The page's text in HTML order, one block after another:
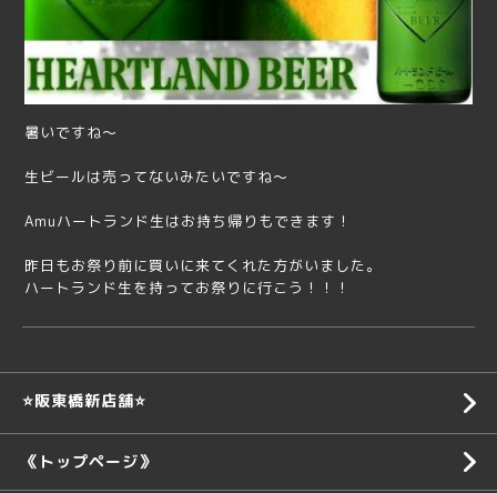
暑いですね～
生ビールは売ってないみたいですね～
Amuハートランド生はお持ち帰りもできます！
昨日もお祭り前に買いに来てくれた方がいました。
ハートランド生を持ってお祭りに行こう！！！
⭐️阪東橋新店舗⭐️
《トップページ》